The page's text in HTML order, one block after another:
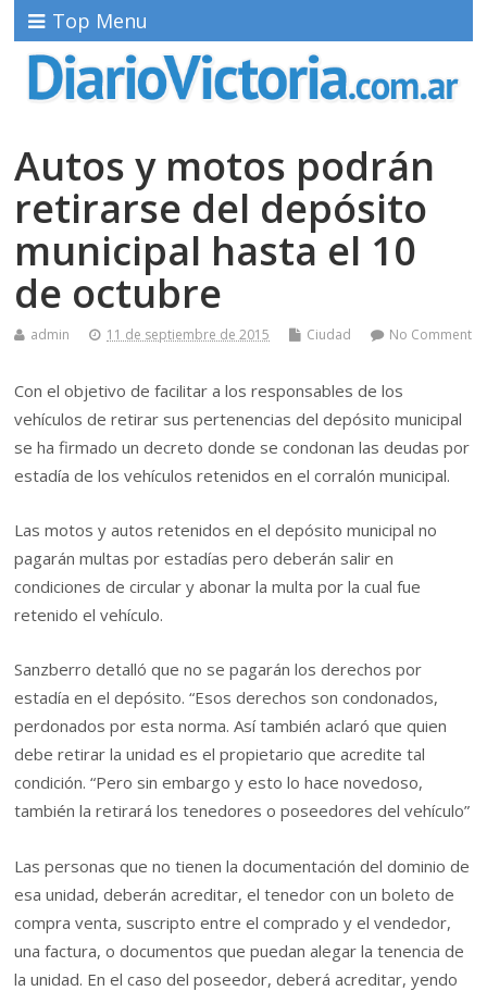
Top Menu
Autos y motos podrán
retirarse del depósito
municipal hasta el 10
de octubre
admin 11 de septiembre de 2015 Ciudad No Comment
Con el objetivo de facilitar a los responsables de los
vehículos de retirar sus pertenencias del depósito municipal
se ha firmado un decreto donde se condonan las deudas por
estadía de los vehículos retenidos en el corralón municipal.
Las motos y autos retenidos en el depósito municipal no
pagarán multas por estadías pero deberán salir en
condiciones de circular y abonar la multa por la cual fue
retenido el vehículo.
Sanzberro detalló que no se pagarán los derechos por
estadía en el depósito. “Esos derechos son condonados,
perdonados por esta norma. Así también aclaró que quien
debe retirar la unidad es el propietario que acredite tal
condición. “Pero sin embargo y esto lo hace novedoso,
también la retirará los tenedores o poseedores del vehículo”
Las personas que no tienen la documentación del dominio de
esa unidad, deberán acreditar, el tenedor con un boleto de
compra venta, suscripto entre el comprado y el vendedor,
una factura, o documentos que puedan alegar la tenencia de
la unidad. En el caso del poseedor, deberá acreditar, yendo